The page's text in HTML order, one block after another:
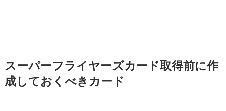
スーパーフライヤーズカード取得前に作
成しておくべきカード